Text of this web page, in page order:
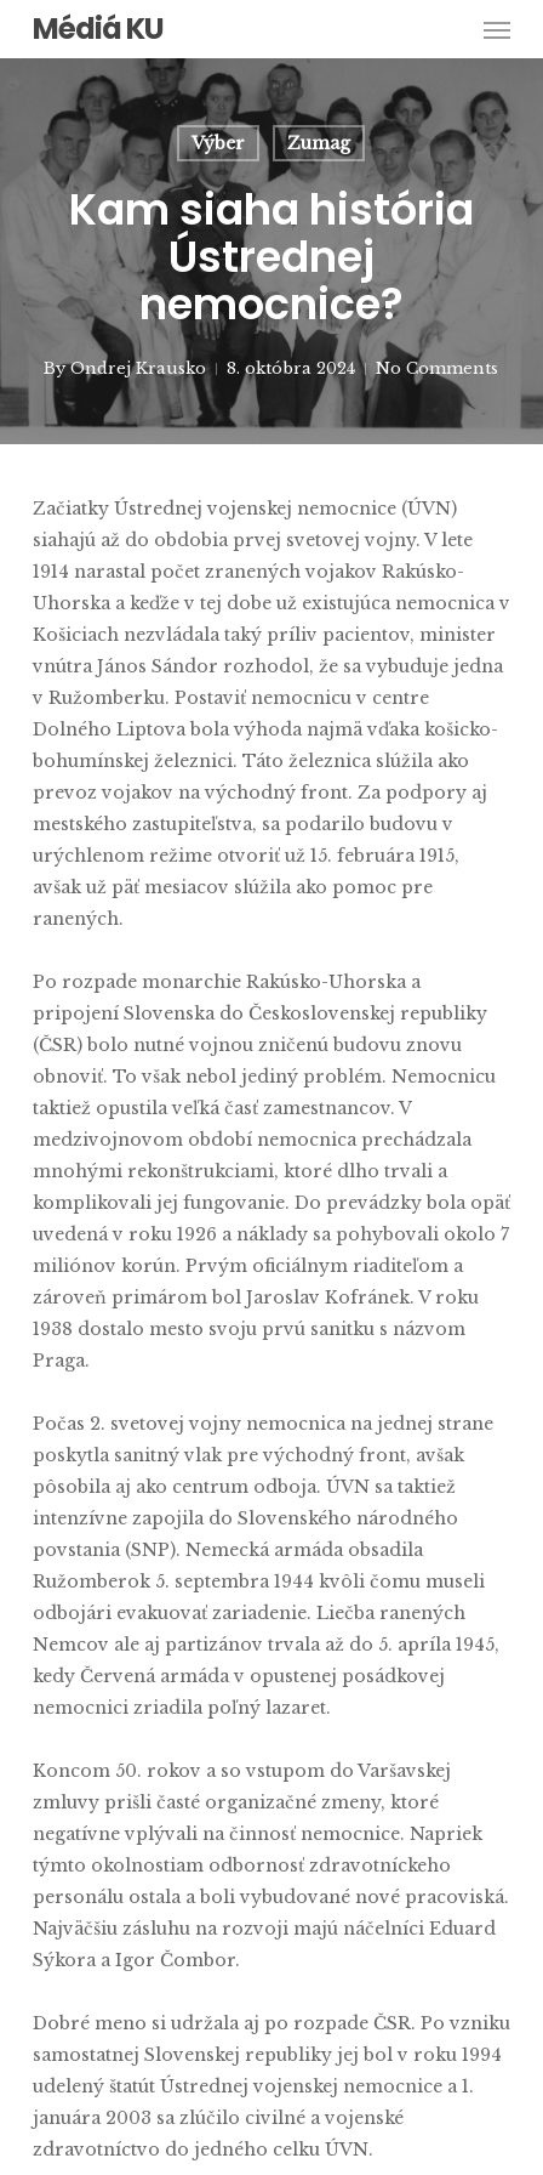
Skip
content
Médiá KU
Výber Zumag
Kam siaha história
Ústrednej
nemocnice?
By Ondrej Krausko 8. októbra 2024 No Comments
Začiatky Ústrednej vojenskej nemocnice (ÚVN)
siahajú až do obdobia prvej svetovej vojny. V lete
1914 narastal počet zranených vojakov Rakúsko-
Uhorska a keďže v tej dobe už existujúca nemocnica v
Košiciach nezvládala taký príliv pacientov, minister
vnútra János Sándor rozhodol, že sa vybuduje jedna
v Ružomberku. Postaviť nemocnicu v centre
Dolného Liptova bola výhoda najmä vďaka košicko-
bohumínskej železnici. Táto železnica slúžila ako
prevoz vojakov na východný front. Za podpory aj
mestského zastupiteľstva, sa podarilo budovu v
urýchlenom režime otvoriť už 15. februára 1915,
avšak už päť mesiacov slúžila ako pomoc pre
ranených.
Po rozpade monarchie Rakúsko-Uhorska a
pripojení Slovenska do Československej republiky
(ČSR) bolo nutné vojnou zničenú budovu znovu
obnoviť. To však nebol jediný problém. Nemocnicu
taktiež opustila veľká časť zamestnancov. V
medzivojnovom období nemocnica prechádzala
mnohými rekonštrukciami, ktoré dlho trvali a
komplikovali jej fungovanie. Do prevádzky bola opäť
uvedená v roku 1926 a náklady sa pohybovali okolo 7
miliónov korún. Prvým oficiálnym riaditeľom a
zároveň primárom bol Jaroslav Kofránek. V roku
1938 dostalo mesto svoju prvú sanitku s názvom
Praga.
Počas 2. svetovej vojny nemocnica na jednej strane
poskytla sanitný vlak pre východný front, avšak
pôsobila aj ako centrum odboja. ÚVN sa taktiež
intenzívne zapojila do Slovenského národného
povstania (SNP). Nemecká armáda obsadila
Ružomberok 5. septembra 1944 kvôli čomu museli
odbojári evakuovať zariadenie. Liečba ranených
Nemcov ale aj partizánov trvala až do 5. apríla 1945,
kedy Červená armáda v opustenej posádkovej
nemocnici zriadila poľný lazaret.
Koncom 50. rokov a so vstupom do Varšavskej
zmluvy prišli časté organizačné zmeny, ktoré
negatívne vplývali na činnosť nemocnice. Napriek
týmto okolnostiam odbornosť zdravotníckeho
personálu ostala a boli vybudované nové pracoviská.
Najväčšiu zásluhu na rozvoji majú náčelníci Eduard
Sýkora a Igor Čombor.
Dobré meno si udržala aj po rozpade ČSR. Po vzniku
samostatnej Slovenskej republiky jej bol v roku 1994
udelený štatút Ústrednej vojenskej nemocnice a 1.
januára 2003 sa zlúčilo civilné a vojenské
zdravotníctvo do jedného celku ÚVN.